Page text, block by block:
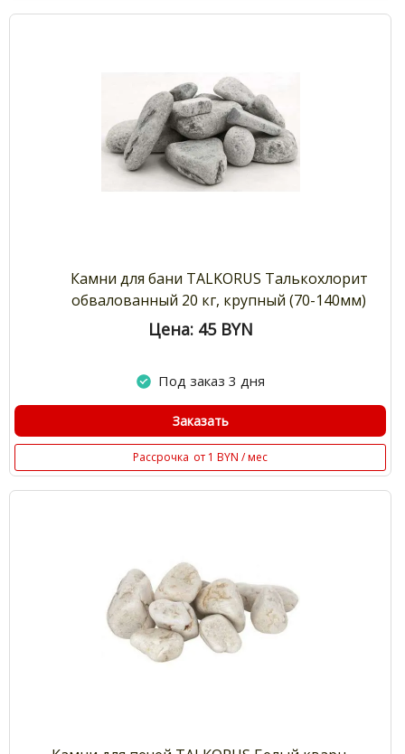
Камни для бани TALKORUS Талькохлорит
обвалованный 20 кг, крупный (70-140мм)
Цена: 45 BYN
Под заказ 3 дня
Заказать
Рассрочка от 1 BYN / мес